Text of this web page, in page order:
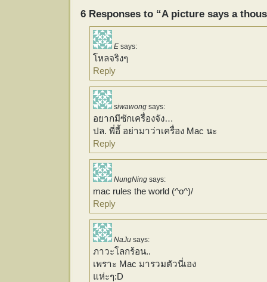
6 Responses to “A picture says a
E says:
โหลจริงๆ
Reply
siwawong says:
อยากมีซักเครื่องจัง…
ปล. พี่อี้ อย่ามาว่าเครื่อง Mac นะ
Reply
NungNing says:
mac rules the world (^o^)/
Reply
NaJu says:
ภาวะโลกร้อน..
เพราะ Mac มารวมตัวนี่เอง
แห่ะๆ:D